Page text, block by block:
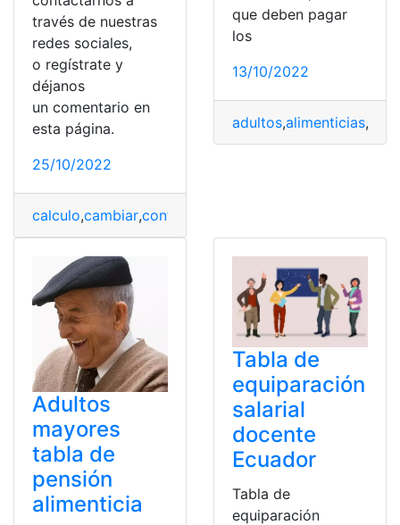
través de nuestras
redes sociales,
o regístrate y
déjanos
un comentario en
esta página.
25/10/2022
calculo,cambiar,contraseña
que deben pagar
los
13/10/2022
adultos,alimenticias,
Adultos
mayores
tabla de
pensión
alimenticia
Tabla de
equiparación
salarial
docente
Ecuador
Tabla de
equiparación